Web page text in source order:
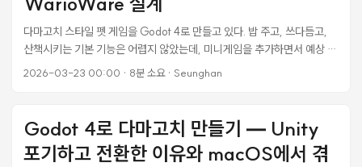
다마고치 스타일 펫 게임을 Godot 4로 만들고 있다. 밥 주고, 쓰다듬고,
산책시키는 기본 기능은 어렵지 않았는데, 미니게임을 추가하면서 예상 못
한 문제가 쏟아졌다. 똥 피하기 게임 하나 만드는데 좌표계 문제로 반나절
지는 함정까지 실제로 겪은 삽질을 정리한다. Godot 4 Tween의
set_loops() 함정 에러 상황 똥이 하늘에서 떨어지면서 회전하는 애니메
이션을 넣으려고 이렇게 작성했다: ...
2026-03-23 00:00 · 8분 소요· Seunghan
Godot 4로 다마고치 만들기 — Unity
포기하고 전환한 이유와 macOS에서 겪